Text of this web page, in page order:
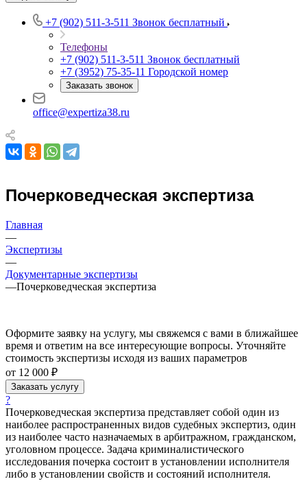
+7 (902) 511-3-511 Звонок бесплатный
Телефоны
+7 (902) 511-3-511 Звонок бесплатный
+7 (3952) 75-35-11 Городской номер
Заказать звонок
office@expertiza38.ru
Почерковедческая экспертиза
Главная
—
Экспертизы
—
Документарные экспертизы
—Почерковедческая экспертиза
Оформите заявку на услугу, мы свяжемся с вами в ближайшее
время и ответим на все интересующие вопросы. Уточняйте
стоимость экспертизы исходя из ваших параметров
от 12 000 ₽
Заказать услугу
?
Почерковедческая экспертиза представляет собой один из
наиболее распространенных видов судебных экспертиз, один
из наиболее часто назначаемых в арбитражном, гражданском,
уголовном процессе. Задача криминалистического
исследования почерка состоит в установлении исполнителя
либо в установлении свойств и состояний исполнителя.